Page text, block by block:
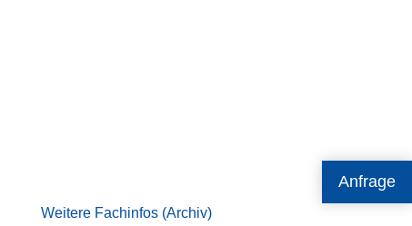
Anfrage
Weitere Fachinfos (Archiv)